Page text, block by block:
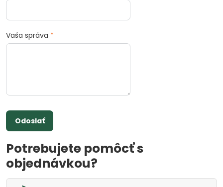
Vaša správa *
Odoslať
Potrebujete pomôcť s
objednávkou?